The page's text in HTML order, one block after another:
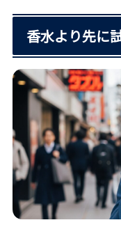
香水より先に